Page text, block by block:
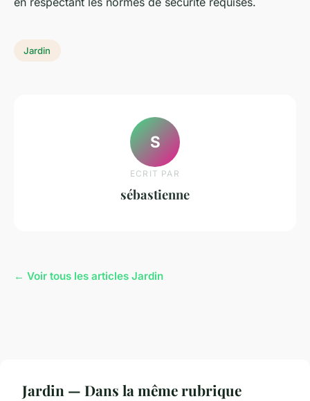
Jardin
S
ECRIT PAR
sébastienne
← Voir tous les articles Jardin
Jardin — Dans la même rubrique